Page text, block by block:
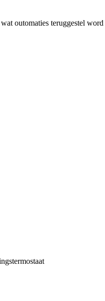
outomaties teruggestel